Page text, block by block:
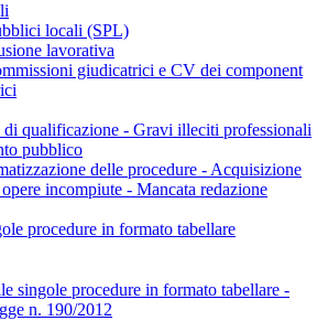
locali (SPL)
lavorativa
giudicatrici e CV dei component
di qualificazione - Gravi illeciti professionali
pubblico
delle procedure - Acquisizione
incompiute - Mancata redazione
procedure in formato tabellare
singole procedure in formato tabellare -
n. 190/2012